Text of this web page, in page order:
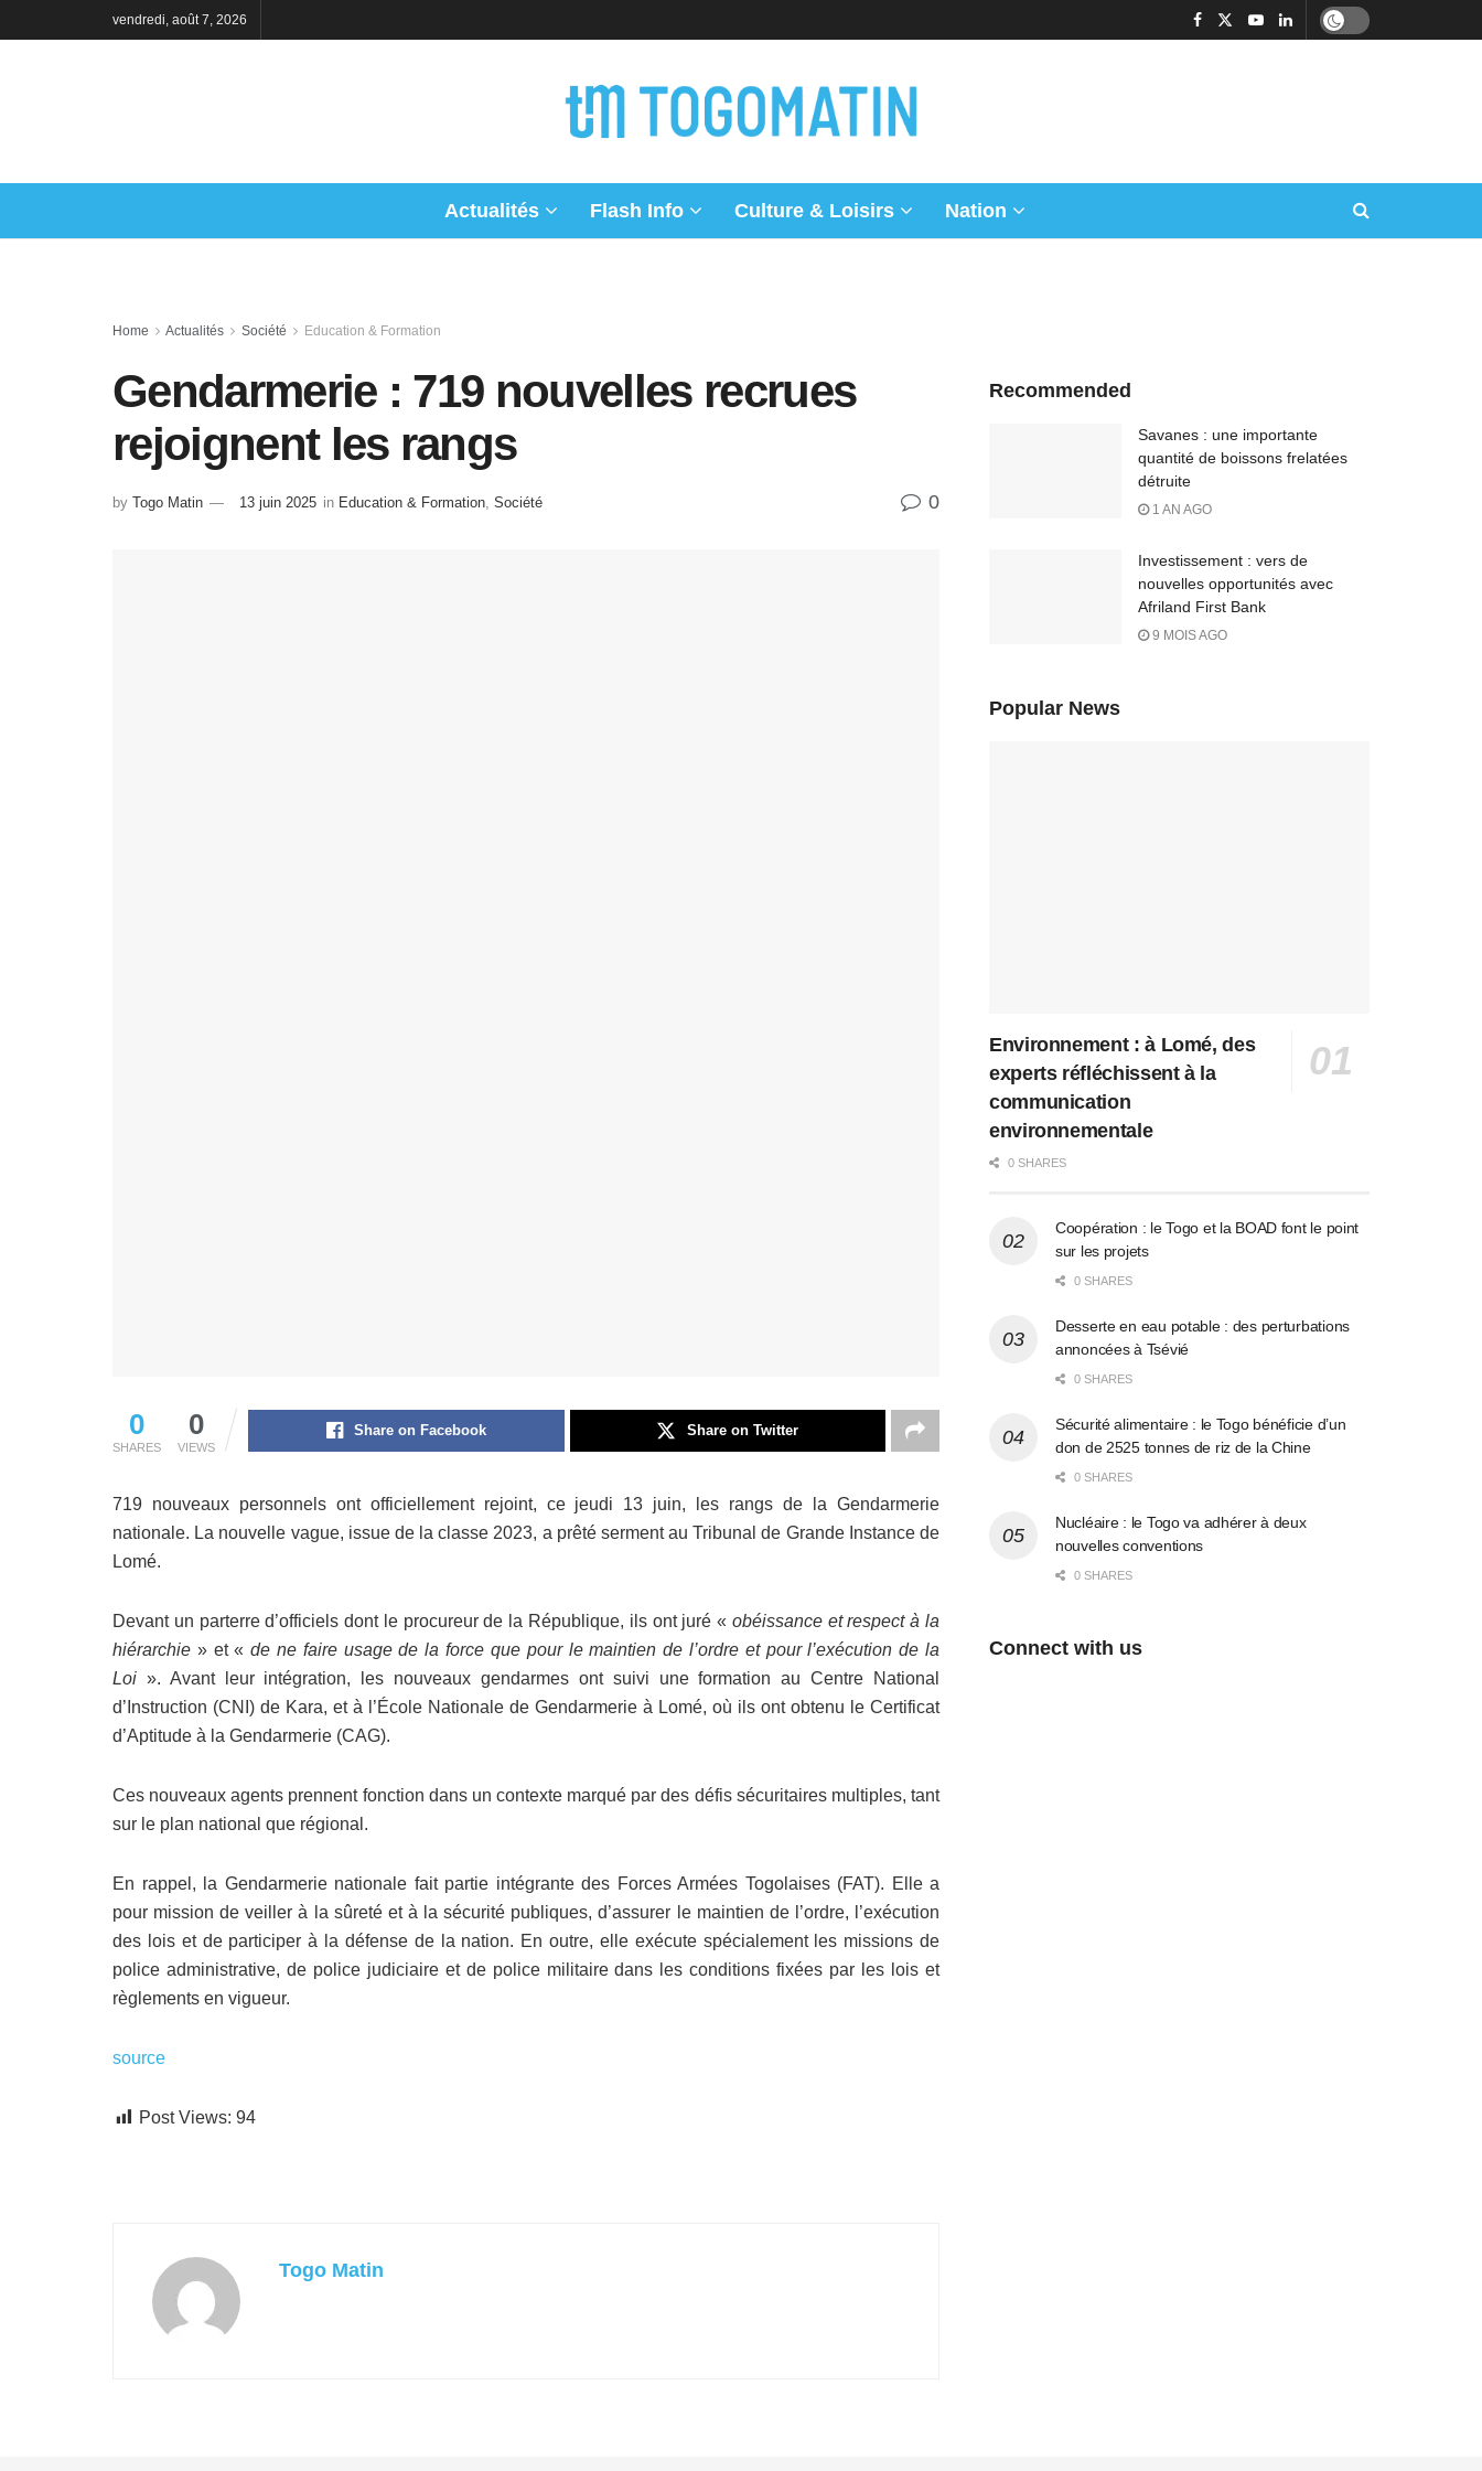
vendredi, août 7, 2026
Actualités Flash Info Culture & Loisirs Nation
Home Actualités Société Education & Formation
Gendarmerie : 719 nouvelles recrues
rejoignent les rangs
by Togo Matin 13 juin 2025 in Education & Formation Société 0
0
SHARES
0
VIEWS
Share on Facebook Share on Twitter
719 nouveaux personnels ont officiellement rejoint, ce jeudi 13 juin, les rangs de la Gendarmerie
nationale. La nouvelle vague, issue de la classe 2023, a prêté serment au Tribunal de Grande Instance de
Lomé.
Devant un parterre d’officiels dont le procureur de la République, ils ont juré « obéissance et respect à la
hiérarchie » et «de ne faire usage de la force que pour le maintien de l’ordre et pour l’exécution de la
Loi ». Avant leur intégration, les nouveaux gendarmes ont suivi une formation au Centre National
d’Instruction (CNI) de Kara, et à l’École Nationale de Gendarmerie à Lomé, où ils ont obtenu le Certificat
d’Aptitude à la Gendarmerie (CAG).
Ces nouveaux agents prennent fonction dans un contexte marqué par des défis sécuritaires multiples, tant
sur le plan national que régional.
En rappel, la Gendarmerie nationale fait partie intégrante des Forces Armées Togolaises (FAT). Elle a
pour mission de veiller à la sûreté et à la sécurité publiques, d’assurer le maintien de l’ordre, l’exécution
des lois et de participer à la défense de la nation. En outre, elle exécute spécialement les missions de
police administrative, de police judiciaire et de police militaire dans les conditions fixées par les lois et
règlements en vigueur.
source
Post Views: 94
Togo Matin
Recommended
Savanes : une importante
quantité de boissons frelatées
détruite
1 AN AGO
Investissement : vers de
nouvelles opportunités avec
Afriland First Bank
9 MOIS AGO
Popular News
Environnement : à Lomé, des
experts réfléchissent à la
communication
environnementale
0 SHARES
Coopération : le Togo et la BOAD font le point
sur les projets
0 SHARES
Desserte en eau potable : des perturbations
annoncées à Tsévié
0 SHARES
Sécurité alimentaire : le Togo bénéficie d’un
don de 2525 tonnes de riz de la Chine
0 SHARES
Nucléaire : le Togo va adhérer à deux
nouvelles conventions
0 SHARES
Connect with us